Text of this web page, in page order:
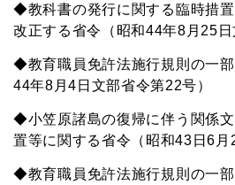
◆教科書の発行に関する臨時措
改正する省令（昭和44年8月25日
◆教育職員免許法施行規則の一
44年8月4日文部省令第22号）
◆小笠原諸島の復帰に伴う関係
置等に関する省令（昭和43日6月
◆教育職員免許法施行規則の一